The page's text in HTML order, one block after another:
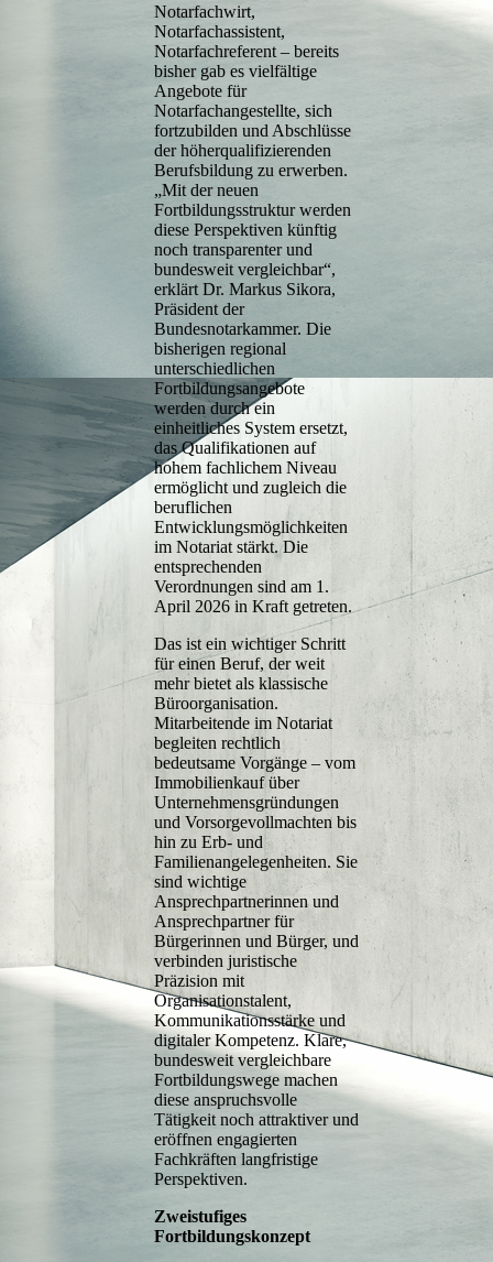
Notarfachwirt,
Notarfachassistent,
Notarfachreferent – bereits
bisher gab es vielfältige
Angebote für
Notarfachangestellte, sich
fortzubilden und Abschlüsse
der höherqualifizierenden
Berufsbildung zu erwerben.
„Mit der neuen
Fortbildungsstruktur werden
diese Perspektiven künftig
noch transparenter und
bundesweit vergleichbar“,
erklärt Dr. Markus Sikora,
Präsident der
Bundesnotarkammer. Die
bisherigen regional
unterschiedlichen
Fortbildungsangebote
werden durch ein
einheitliches System ersetzt,
das Qualifikationen auf
hohem fachlichem Niveau
ermöglicht und zugleich die
beruflichen
Entwicklungsmöglichkeiten
im Notariat stärkt. Die
entsprechenden
Verordnungen sind am 1.
April 2026 in Kraft getreten.
Das ist ein wichtiger Schritt
für einen Beruf, der weit
mehr bietet als klassische
Büroorganisation.
Mitarbeitende im Notariat
begleiten rechtlich
bedeutsame Vorgänge – vom
Immobilienkauf über
Unternehmensgründungen
und Vorsorgevollmachten bis
hin zu Erb- und
Familienangelegenheiten. Sie
sind wichtige
Ansprechpartnerinnen und
Ansprechpartner für
Bürgerinnen und Bürger, und
verbinden juristische
Präzision mit
Organisationstalent,
Kommunikationsstärke und
digitaler Kompetenz. Klare,
bundesweit vergleichbare
Fortbildungswege machen
diese anspruchsvolle
Tätigkeit noch attraktiver und
eröffnen engagierten
Fachkräften langfristige
Perspektiven.
Zweistufiges
Fortbildungskonzept